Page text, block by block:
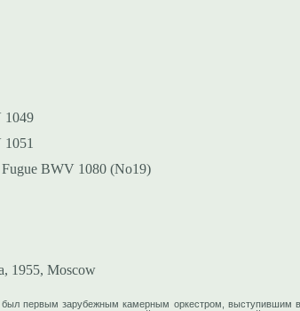
1049
BWV 1080 (No19)
1955, Moscow
первым зарубежным камерным оркестром,